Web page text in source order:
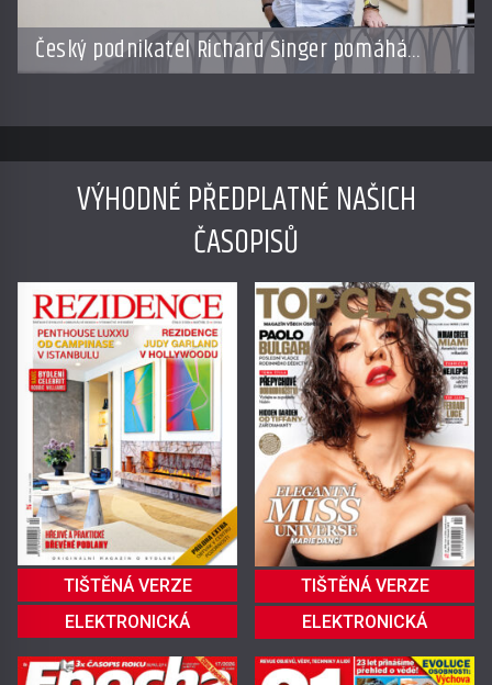
Český podnikatel Richard Singer pomáhá
přenést bhútánský koncept hrubého
VÝHODNÉ PŘEDPLATNÉ NAŠICH
ČASOPISŮ
TIŠTĚNÁ VERZE
ELEKTRONICKÁ
TIŠTĚNÁ VERZE
ELEKTRONICKÁ